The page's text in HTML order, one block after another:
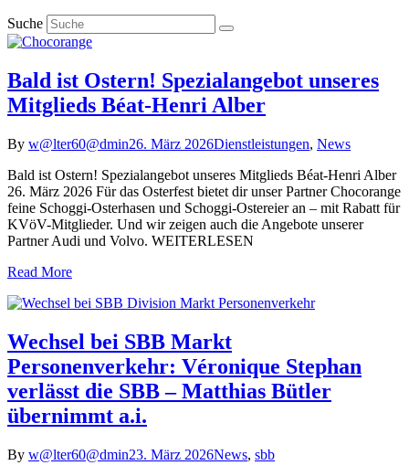
Suche
Bald ist Ostern! Spezialangebot unseres
Mitglieds Béat-Henri Alber
By w@lter60@dmin26. März 2026Dienstleistungen, News
Bald ist Ostern! Spezialangebot unseres Mitglieds Béat-Henri Alber
26. März 2026 Für das Osterfest bietet dir unser Partner Chocorange
feine Schoggi-Osterhasen und Schoggi-Ostereier an – mit Rabatt für
KVöV-Mitglieder. Und wir zeigen auch die Angebote unserer
Partner Audi und Volvo. WEITERLESEN
Read More
Wechsel bei SBB Markt
Personenverkehr: Véronique Stephan
verlässt die SBB – Matthias Bütler
übernimmt a.i.
By w@lter60@dmin23. März 2026News, sbb